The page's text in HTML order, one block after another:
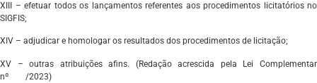
XIII – efetuar todos os lançamentos referentes aos procedimentos licitatórios no
SIGFIS;
XIV – adjudicar e homologar os resultados dos procedimentos de licitação;
XV – outras atribuições afins. (Redação acrescida pela Lei Complementar
nº
/2023)